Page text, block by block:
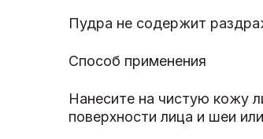
Пудра не содержит
Способ применения
Нанесите на чистую кожу
поверхности лица и шеи